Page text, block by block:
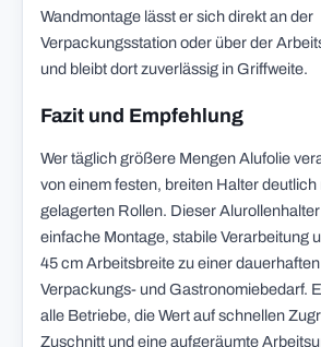
Wandmontage lässt er sich direkt an der
Verpackungsstation oder über der
und bleibt dort zuverlässig in Griffweite.
Fazit und Empfehlung
Wer täglich größere Mengen Alufolie
von einem festen, breiten Halter deutlich
gelagerten Rollen. Dieser
einfache Montage, stabile Verarbeitung
45 cm Arbeitsbreite zu einer
Verpackungs- und Gastronomiebedarf.
alle Betriebe, die Wert auf schnellen
Zuschnitt und eine aufgeräumte